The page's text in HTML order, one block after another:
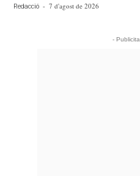
Redacció - 7 d'agost de 2026
-